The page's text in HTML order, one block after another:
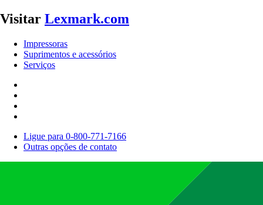
Visitar Lexmark.com
Impressoras
Suprimentos e acessórios
Serviços
Ligue para 0-800-771-7166
Outras opções de contato